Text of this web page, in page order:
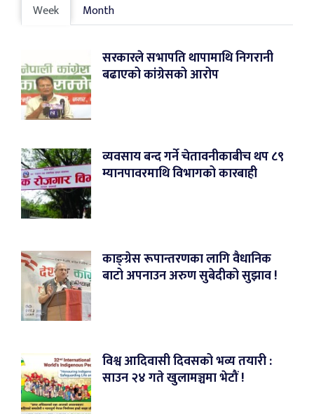
Week Month
सरकारले सभापति थापामाथि निगरानी
बढाएको कांग्रेसको आरोप
व्यवसाय बन्द गर्ने चेतावनीकाबीच थप ८९
म्यानपावरमाथि विभागको कारबाही
काङ्ग्रेस रूपान्तरणका लागि वैधानिक
बाटो अपनाउन अरुण सुबेदीको सुझाव !
विश्व आदिवासी दिवसको भव्य तयारी :
साउन २४ गते खुलामञ्चमा भेटौं !